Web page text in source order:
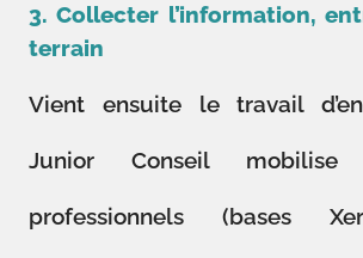
3. Collecter l’information,
terrain
Vient ensuite le travail
Junior Conseil
professionnels (bases